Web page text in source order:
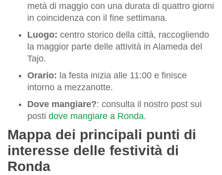
metà di maggio con una durata di quattro giorni
in coincidenza con il fine settimana.
Luogo: centro storico della città, raccogliendo
la maggior parte delle attività in Alameda del
Tajo.
Orario: la festa inizia alle 11:00 e finisce
intorno a mezzanotte.
Dove mangiare?: consulta il nostro post sui
posti dove mangiare a Ronda.
Mappa dei principali punti di
interesse delle festività di
Ronda